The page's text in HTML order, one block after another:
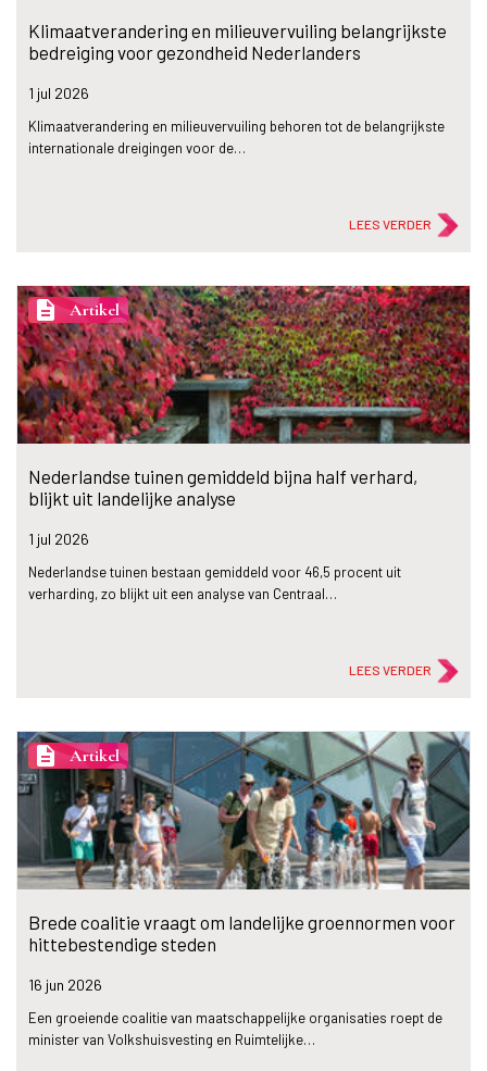
Klimaatverandering en milieuvervuiling belangrijkste
bedreiging voor gezondheid Nederlanders
1 jul 2026
Klimaatverandering en milieuvervuiling behoren tot de belangrijkste
internationale dreigingen voor de…
LEES VERDER
description Artikel
Nederlandse tuinen gemiddeld bijna half verhard,
blijkt uit landelijke analyse
1 jul 2026
Nederlandse tuinen bestaan gemiddeld voor 46,5 procent uit
verharding, zo blijkt uit een analyse van Centraal…
LEES VERDER
description Artikel
Brede coalitie vraagt om landelijke groennormen voor
hittebestendige steden
16 jun 2026
Een groeiende coalitie van maatschappelijke organisaties roept de
minister van Volkshuisvesting en Ruimtelijke…